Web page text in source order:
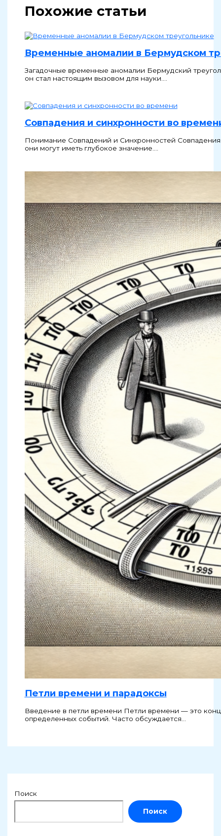
Похожие статьи
Временные аномалии в Бермудском
Загадочные временные аномалии Бермудский
он стал настоящим вызовом для науки.…
Совпадения и синхронности во
Понимание Совпадений и Синхронностей
они могут иметь глубокое значение.…
Петли времени и парадоксы
Введение в петли времени Петли времени — это
определенных событий. Часто обсуждается…
Поиск
Поиск